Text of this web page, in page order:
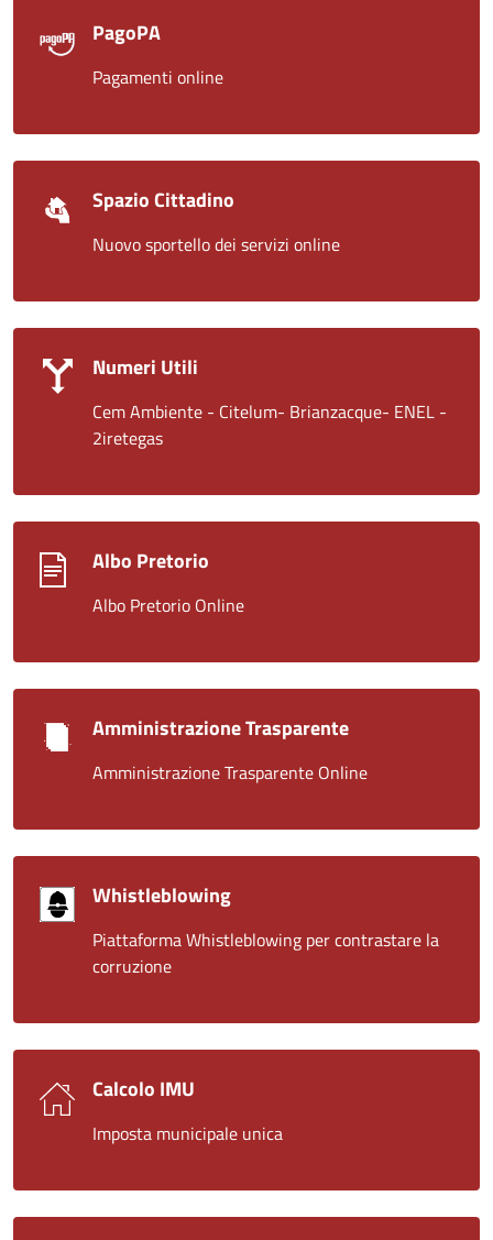
PagoPA
Pagamenti online
Spazio Cittadino
Nuovo sportello dei servizi online
Numeri Utili
Cem Ambiente - Citelum- Brianzacque- ENEL -
2iretegas
Albo Pretorio
Albo Pretorio Online
Amministrazione Trasparente
Amministrazione Trasparente Online
Whistleblowing
Piattaforma Whistleblowing per contrastare la
corruzione
Calcolo IMU
Imposta municipale unica